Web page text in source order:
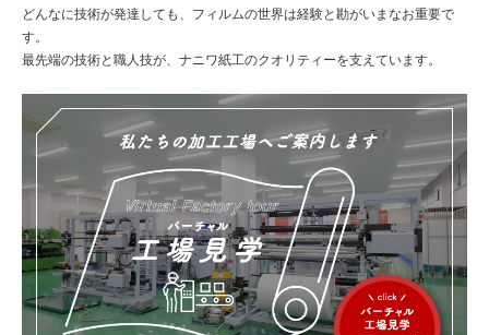
どんなに技術が発達しても、フィルムの世界は経験と勘がいまなお重要で
す。
最先端の技術と職人技が、ナニワ紙工のクオリティーを支えています。